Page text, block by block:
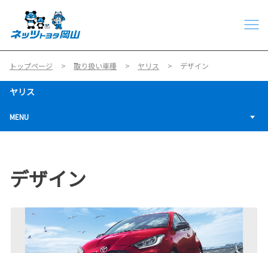
トップページ 取り扱い車種 ヤリス デザイン
ヤリス
MENU
デザイン